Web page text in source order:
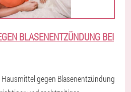
BLASENENTZÜNDUNG BEI
gegen Blasenentzündung